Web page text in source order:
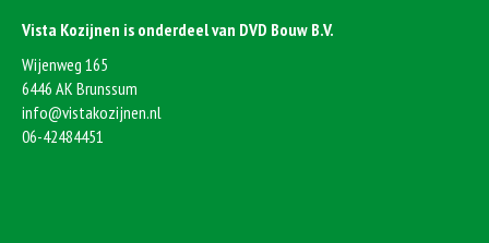
Vista Kozijnen is onderdeel van DVD Bouw B.V.
Wijenweg 165
6446 AK Brunssum
info@vistakozijnen.nl
06-42484451